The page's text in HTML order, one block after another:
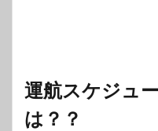
運航スケジュ
は？？